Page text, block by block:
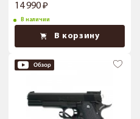
14 990
В наличии
В корзину